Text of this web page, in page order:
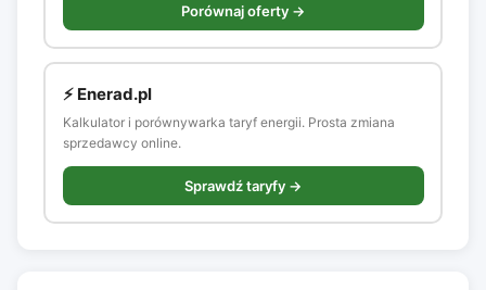
Porównaj oferty →
⚡ Enerad.pl
Kalkulator i porównywarka taryf energii. Prosta zmiana
sprzedawcy online.
Sprawdź taryfy →